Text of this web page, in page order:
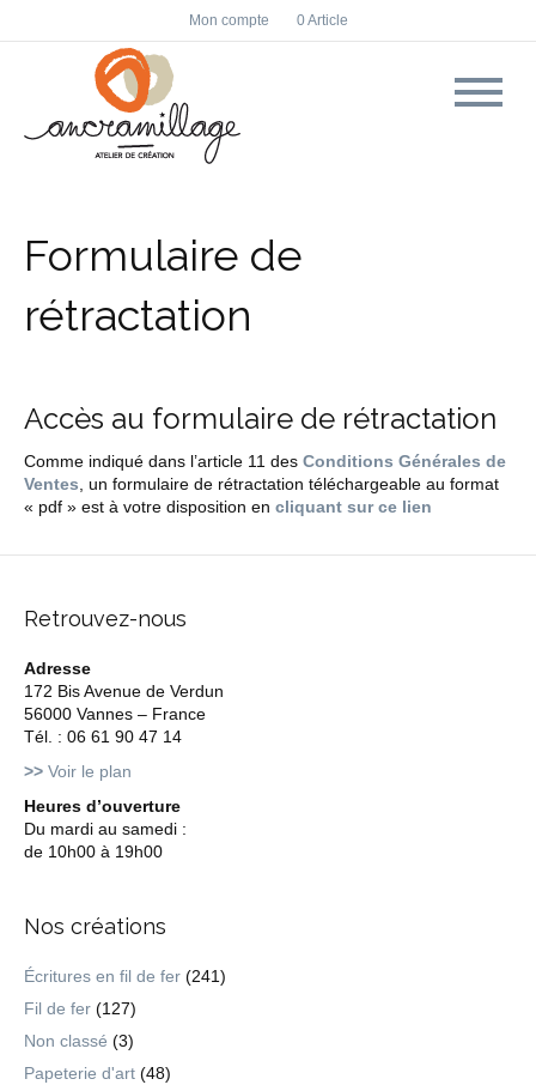
F
a
c
I
n
s
Mon compte 0 Article
Formulaire de
rétractation
Accès au formulaire de rétractation
Comme indiqué dans l’article 11 des Conditions Générales de
Ventes , un formulaire de rétractation téléchargeable au format
« pdf » est à votre disposition en cliquant sur ce lien
Retrouvez-nous
Adresse
172 Bis Avenue de Verdun
56000 Vannes – France
Tél. : 06 61 90 47 14
>> Voir le plan
Heures d’ouverture
Du mardi au samedi :
de 10h00 à 19h00
Nos créations
Écritures en fil de fer (241)
Fil de fer (127)
Non classé (3)
Papeterie d'art (48)